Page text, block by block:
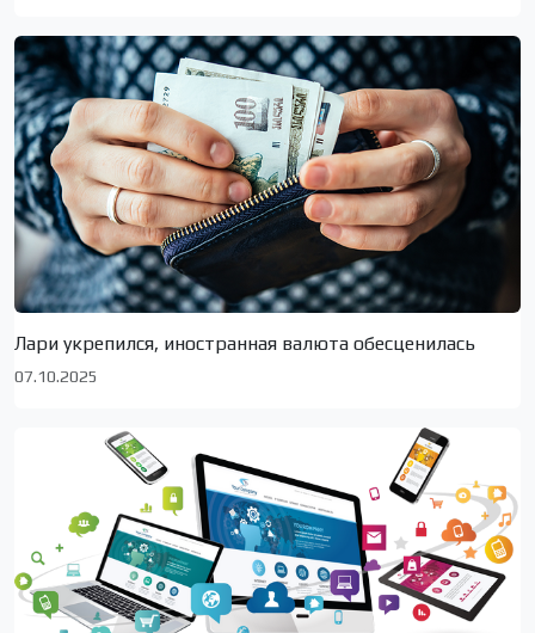
Лари укрепился, иностранная валюта обесценилась
07.10.2025